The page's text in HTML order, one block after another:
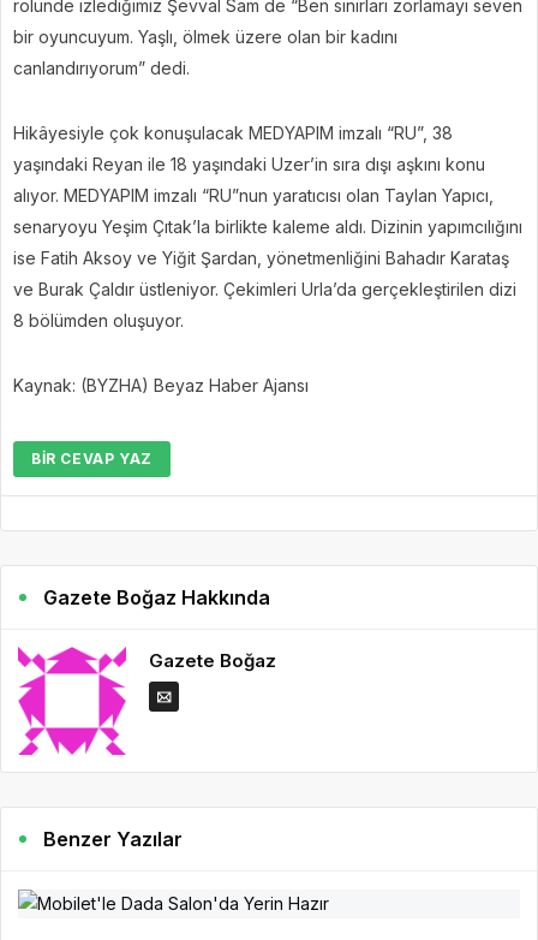
rolünde izlediğimiz Şevval Sam de “Ben sınırları zorlamayı seven
bir oyuncuyum. Yaşlı, ölmek üzere olan bir kadını
canlandırıyorum” dedi.
Hikâyesiyle çok konuşulacak MEDYAPIM imzalı “RU”, 38
yaşındaki Reyan ile 18 yaşındaki Uzer’in sıra dışı aşkını konu
alıyor. MEDYAPIM imzalı “RU”nun yaratıcısı olan Taylan Yapıcı,
senaryoyu Yeşim Çıtak’la birlikte kaleme aldı. Dizinin yapımcılığını
ise Fatih Aksoy ve Yiğit Şardan, yönetmenliğini Bahadır Karataş
ve Burak Çaldır üstleniyor. Çekimleri Urla’da gerçekleştirilen dizi
8 bölümden oluşuyor.
Kaynak: (BYZHA) Beyaz Haber Ajansı
BIR CEVAP YAZ
Gazete Boğaz Hakkında
Gazete Boğaz
Benzer Yazılar